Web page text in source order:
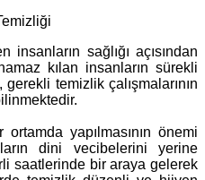
insanların sağlığı açısından
kılan insanların sürekli
temizlik çalışmalarının
yapılmasının önemi
dini vecibelerini yerine
saatlerinde bir araya gelerek